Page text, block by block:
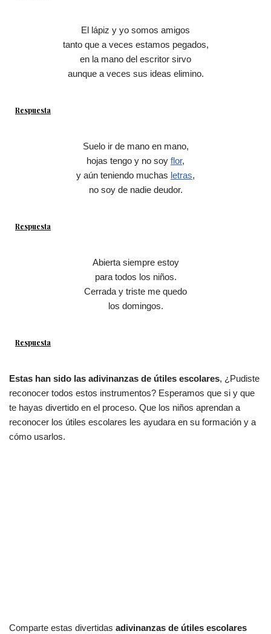
El lápiz y yo somos amigos
tanto que a veces estamos pegados,
en la mano del escritor sirvo
aunque a veces sus ideas elimino.
Respuesta
Suelo ir de mano en mano,
hojas tengo y no soy flor,
y aún teniendo muchas letras,
no soy de nadie deudor.
Respuesta
Abierta siempre estoy
para todos los niños.
Cerrada y triste me quedo
los domingos.
Respuesta
Estas han sido las adivinanzas de útiles escolares, ¿Pudiste
reconocer todos estos instrumentos? Esperamos que si y que
te hayas divertido en el proceso. Que los niños aprendan a
reconocer los útiles escolares les ayudara en su formación y a
cómo usarlos.
Comparte estas divertidas adivinanzas de útiles escolares